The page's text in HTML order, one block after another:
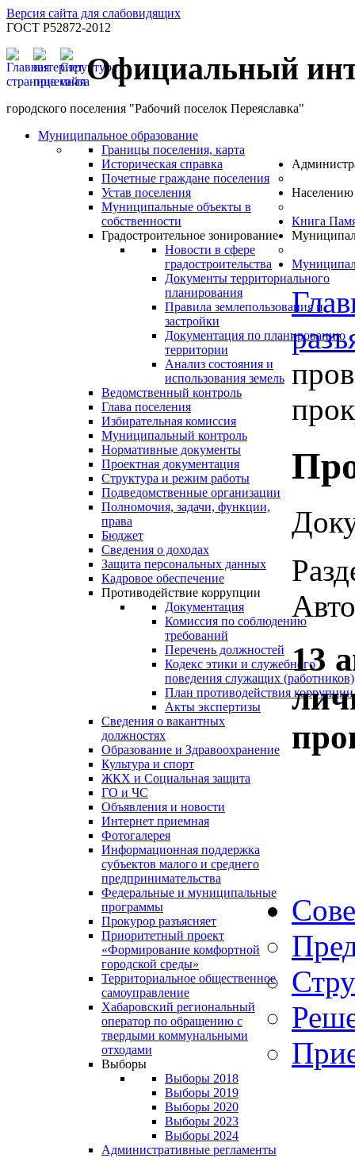
Версия сайта для слабовидящих
ГОСТ Р52872-2012
Официальный
городского поселения "Рабочий поселок Переяславка"
Муниципальное образование
Границы поселения, карта
Историческая справка
Почетные граждане поселения
Устав поселения
Муниципальные объекты в
собственности
Градостроительное зонирование
Новости в сфере
градостроительства
Документы территориального
планирования
Правила землепользования и
застройки
Документация по планированию
территории
Анализ состояния и
использования земель
Ведомственный контроль
Глава поселения
Избирательная комиссия
Муниципальный контроль
Нормативные документы
Проектная документация
Структура и режим работы
Подведомственные организации
Полномочия, задачи, функции,
права
Бюджет
Сведения о доходах
Защита персональных данных
Кадровое обеспечение
Противодействие коррупции
Документация
Комиссия по соблюдению
требований
Перечень должностей
Кодекс этики и служебного
поведения служащих (работников)
План противодействия коррупции
Акты экспертизы
Сведения о вакантных
должностях
Населению
Образование и Здравоохранение
Культура и спорт
ЖКХ и Социальная защита
ГО и ЧС
Объявления и новости
Интернет приемная
Фотогалерея
Информационная поддержка
субъектов малого и среднего
предпринимательства
Федеральные и муниципальные
программы
Прокурор разъясняет
Приоритетный проект
«Формирование комфортной
городской среды»
Территориальное общественное
самоуправление
Хабаровский региональный
оператор по обращению с
твердыми коммунальными
отходами
Выборы
Выборы 2018
Выборы 2019
Выборы 2020
Выборы 2023
Выборы 2024
Книга
Административные регламенты
13